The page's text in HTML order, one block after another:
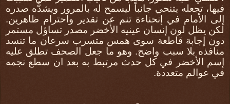
فيها، تجعله يتنحي جانباً ليسمح له بالمرور ويشدُّه صدره
إلى الأمام في إنحناءة تنم عن تقدير واحترام ظاهرين.
لكن يظل لون إنسان عينيه الأخضر مصدر تساؤل مستمر
دون إجابة قاطعة سوى همس متسرب سرعان ما تنسد
منافذه بلا سبب واضح. وهو ما جعل الصحف تطلق عليه
إسم الأخضر في كل حدث مرتبط به بعد ان سطع نجمه
في عوالم متعددة.